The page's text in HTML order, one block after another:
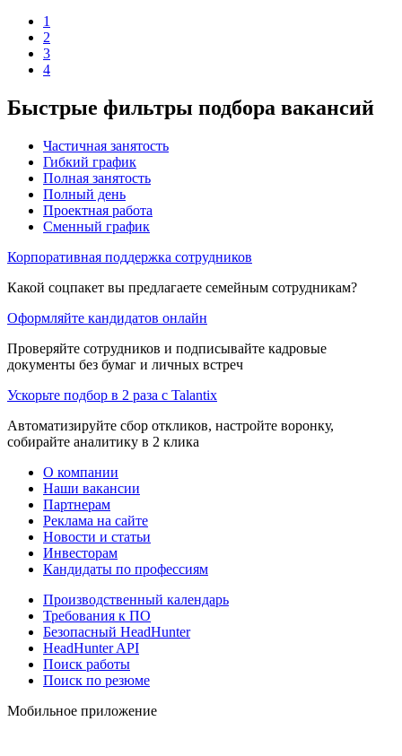
1
2
3
4
Быстрые фильтры подбора вакансий
Частичная занятость
Гибкий график
Полная занятость
Полный день
Проектная работа
Сменный график
Корпоративная поддержка сотрудников
Какой соцпакет вы предлагаете семейным сотрудникам?
Оформляйте кандидатов онлайн
Проверяйте сотрудников и подписывайте кадровые
документы без бумаг и личных встреч
Ускорьте подбор в 2 раза с Talantix
Автоматизируйте сбор откликов, настройте воронку,
собирайте аналитику в 2 клика
О компании
Наши вакансии
Партнерам
Реклама на сайте
Новости и статьи
Инвесторам
Кандидаты по профессиям
Производственный календарь
Требования к ПО
Безопасный HeadHunter
HeadHunter API
Поиск работы
Поиск по резюме
Мобильное приложение